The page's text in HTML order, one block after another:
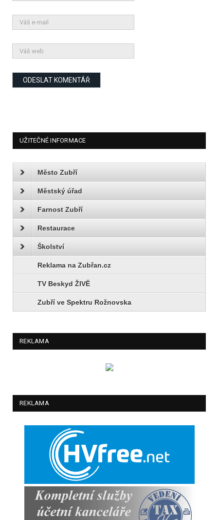
UŽITEČNÉ INFORMACE
Město Zubří
Městský úřad
Farnost Zubří
Restaurace
Školství
Reklama na Zubřan.cz
TV Beskyd ŽIVĚ
Zubří ve Spektru Rožnovska
REKLAMA
REKLAMA